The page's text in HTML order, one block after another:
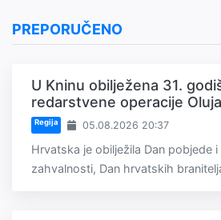
PREPORUČENO
U Kninu obilježena 31.
redarstvene operacije Oluja
Regija 05.08.2026 20:37
Hrvatska je obilježila Dan pobjede
zahvalnosti, Dan hrvatskih